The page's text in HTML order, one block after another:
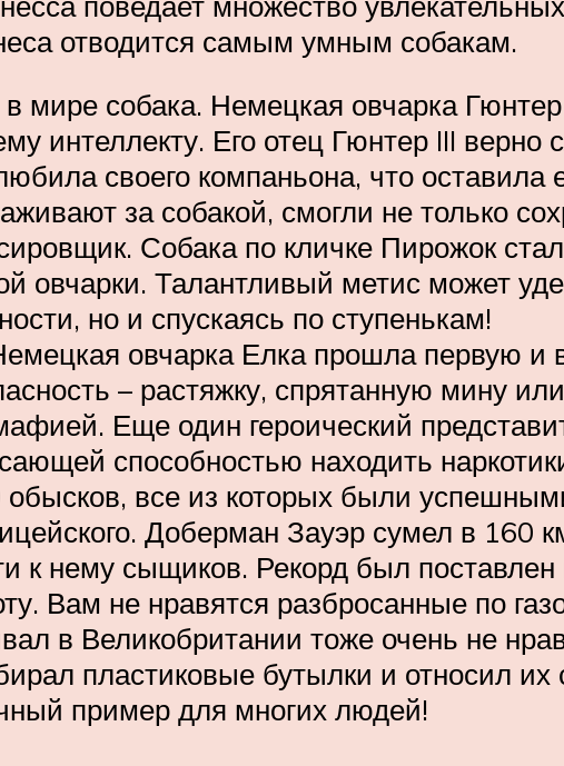
отводится самым умным собакам.
мире собака. Немецкая овчарка
интеллекту. Его отец Гюнтер III
своего компаньона, что
за собакой, смогли не только
Собака по кличке Пирожок
овчарки. Талантливый метис может
но и спускаясь по ступенькам!
овчарка Елка прошла первую и
– растяжку, спрятанную мину
Еще один героический
способностью находить
обысков, все из которых были
Доберман Зауэр сумел в 160
к нему сыщиков. Рекорд был
Вам не нравятся разбросанные по
в Великобритании тоже очень не
пластиковые бутылки и относил
пример для многих людей!